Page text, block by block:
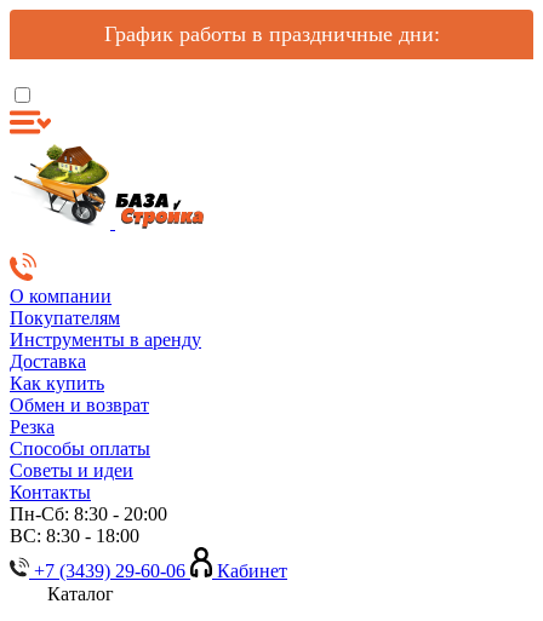
График работы в праздничные дни:
О компании
Покупателям
Инструменты в аренду
Доставка
Как купить
Обмен и возврат
Резка
Способы оплаты
Советы и идеи
Контакты
Пн-Сб: 8:30 - 20:00
ВС: 8:30 - 18:00
+7 (3439) 29-60-06
Кабинет
Каталог